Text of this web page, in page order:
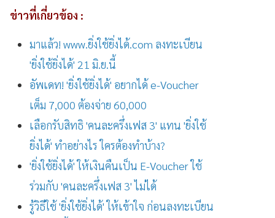
ข่าวที่เกี่ยวข้อง :
มาแล้ว! www.ยิ่งใช้ยิ่งได้.com ลงทะเบียน
'ยิ่งใช้ยิ่งได้' 21 มิ.ย.นี้
อัพเดท! 'ยิ่งใช้ยิ่งได้' อยากได้e-Voucher
เต็ม 7,000 ต้องจ่าย 60,000
เลือกรับสิทธิ'คนละครึ่งเฟส 3' แทน 'ยิ่งใช้
ยิ่งได้' ทำอย่างไร ใครต้องทำบ้าง?
'ยิ่งใช้ยิ่งได้'ให้เงินคืนเป็น E-Voucherใช้
ร่วมกับ 'คนละครึ่งเฟส 3'ไม่ได้
รู้วิธีใช้ 'ยิ่งใช้ยิ่งได้' ให้เข้าใจ ก่อนลงทะเบียน